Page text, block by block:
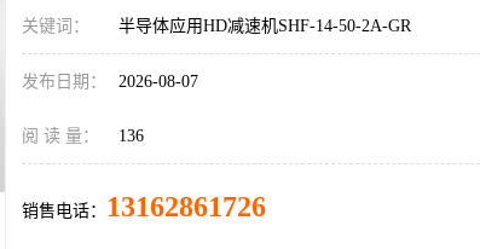
关键词： 半导体应用HD减速机SHF-14-50-2A-GR
发布日期： 2026-08-07
阅 读 量： 136
销售电话： 13162861726